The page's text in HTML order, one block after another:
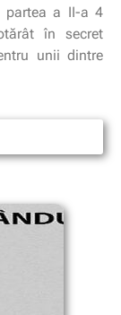
partea a II-a 4
în secret
unii dintre